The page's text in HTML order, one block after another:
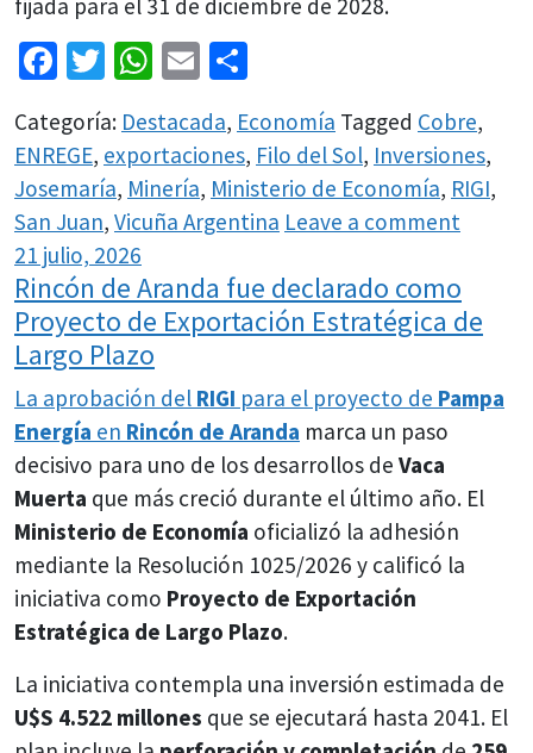
fijada para el 31 de diciembre de 2028.
Facebook
Twitter
WhatsApp
Email
Categoría: Destacada, Economía Tagged Cobre,
ENREGE, exportaciones, Filo del Sol, Inversiones,
Josemaría, Minería, Ministerio de Economía, RIGI,
San Juan, Vicuña Argentina Leave a comment
21 julio, 2026
Rincón de Aranda fue declarado como
Proyecto de Exportación Estratégica de
Largo Plazo
La aprobación del RIGI para el proyecto de Pampa
Energía en Rincón de Aranda marca un paso
decisivo para uno de los desarrollos de Vaca
Muerta que más creció durante el último año. El
Ministerio de Economía oficializó la adhesión
mediante la Resolución 1025/2026 y calificó la
iniciativa como Proyecto de Exportación
Estratégica de Largo Plazo.
La iniciativa contempla una inversión estimada de
U$S 4.522 millones que se ejecutará hasta 2041. El